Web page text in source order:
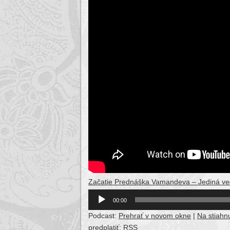
Začatie Prednáška Vamandeva – Jediná
Audio
Player
00:00
Podcast: Prehrať v novom okne | Na
predplatiť: RSS